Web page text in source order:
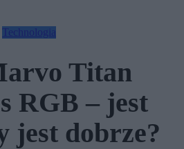
Technologia
Titan
RGB – jest
jest dobrze?